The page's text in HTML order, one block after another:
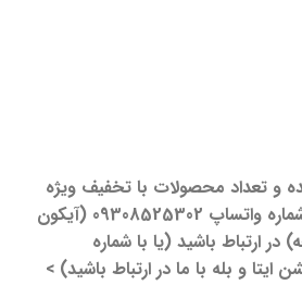
و تعداد محصولات با تخفیف ویژه
پیش از ثبت سفارش با شماره واتساپ 09308525302 (آیکون
ارتباط باشید (یا با شماره